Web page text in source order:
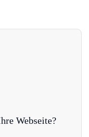
Webseite?